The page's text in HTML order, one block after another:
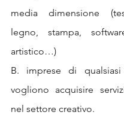
media dimensione
legno, stampa,
artistico…)
B. imprese di
vogliono acquisire
nel settore creativo.